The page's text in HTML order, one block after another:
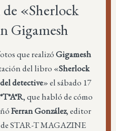
«Sherlock
Gigamesh
que realizóGigamesh
del libro «Sherlock
detective» el sábado 17
, que habló de cómo
Ferran González, editor
STAR-T MAGAZINE